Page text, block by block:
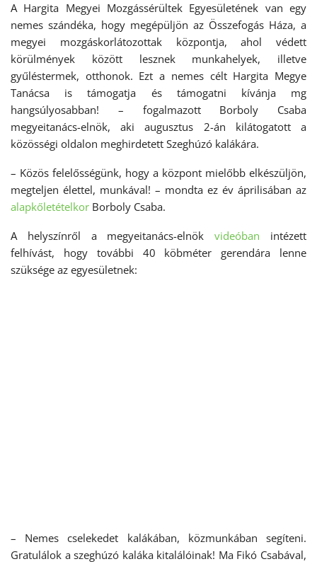
A Hargita Megyei Mozgássérültek Egyesületének van egy
nemes szándéka, hogy megépüljön az Összefogás Háza, a
megyei mozgáskorlátozottak központja, ahol védett
körülmények között lesznek munkahelyek, illetve
gyűléstermek, otthonok. Ezt a nemes célt Hargita Megye
Tanácsa is támogatja és támogatni kívánja mg
hangsúlyosabban! – fogalmazott Borboly Csaba
megyeitanács-elnök, aki augusztus 2-án kilátogatott a
közösségi oldalon meghirdetett Szeghúzó kalákára.
– Közös felelősségünk, hogy a központ mielőbb elkészüljön,
megteljen élettel, munkával! – mondta ez év áprilisában az
alapkőletételkor Borboly Csaba.
A helyszínről a megyeitanács-elnökvideóban intézett
felhívást, hogy további 40 köbméter gerendára lenne
szüksége az egyesületnek:
– Nemes cselekedet kalákában, közmunkában segíteni.
Gratulálok a szeghúzó kaláka kitalálóinak! Ma Fikó Csabával,